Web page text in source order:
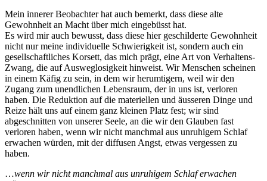
Mein innerer Beobachter hat auch bemerkt, dass diese alte
Gewohnheit an Macht über mich eingebüsst hat.
Es wird mir auch bewusst, dass diese hier geschilderte Gewohnheit
nicht nur meine individuelle Schwierigkeit ist, sondern auch ein
gesellschaftliches Korsett, das mich prägt, eine Art von Verhaltens-
Zwang, die auf Ausweglosigkeit hinweist. Wir Menschen scheinen
in einem Käfig zu sein, in dem wir herumtigern, weil wir den
Zugang zum unendlichen Lebensraum, der in uns ist, verloren
haben. Die Reduktion auf die materiellen und äusseren Dinge und
Reize hält uns auf einem ganz kleinen Platz fest; wir sind
abgeschnitten von unserer Seele, an die wir den Glauben fast
verloren haben, wenn wir nicht manchmal aus unruhigem Schlaf
erwachen würden, mit der diffusen Angst, etwas vergessen zu
haben.
…wenn wir nicht manchmal aus unruhigem Schlaf erwachen